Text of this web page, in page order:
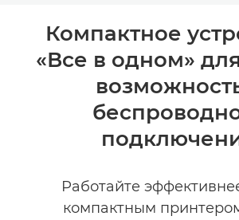
Общая информация
Технические характеристики
КУПИТЬ ЧЕРНИЛА
Компактное
«Все в одном»
Работайте
компактным